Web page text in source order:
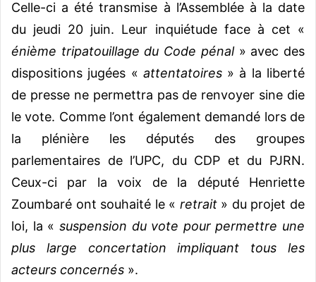
Celle-ci a été transmise à l’Assemblée à la date
du jeudi 20 juin. Leur inquiétude face à cet «
énième tripatouillage du Code pénal» avec des
dispositions jugées « attentatoires » à la liberté
de presse ne permettra pas de renvoyer sine die
le vote. Comme l’ont également demandé lors de
la plénière les députés des groupes
parlementaires de l’UPC, du CDP et du PJRN.
Ceux-ci par la voix de la député Henriette
Zoumbaré ont souhaité le « retrait» du projet de
loi, la « suspension du vote pour permettre une
plus large concertation impliquant tous les
acteurs concernés ».